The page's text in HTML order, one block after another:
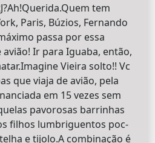
tem
Paris, Búzios, Fernando
passa por essa
Ir para Iguaba, então,
Vieira solto!! Vc
que viaja de avião, pela
em 15 vezes sem
pavorosas barrinhas
filhos lumbriguentos poc-
e tijolo.A combinação é